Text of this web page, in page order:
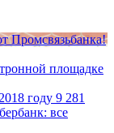
Промсвязьбанка!
площадке
году 9 281
все